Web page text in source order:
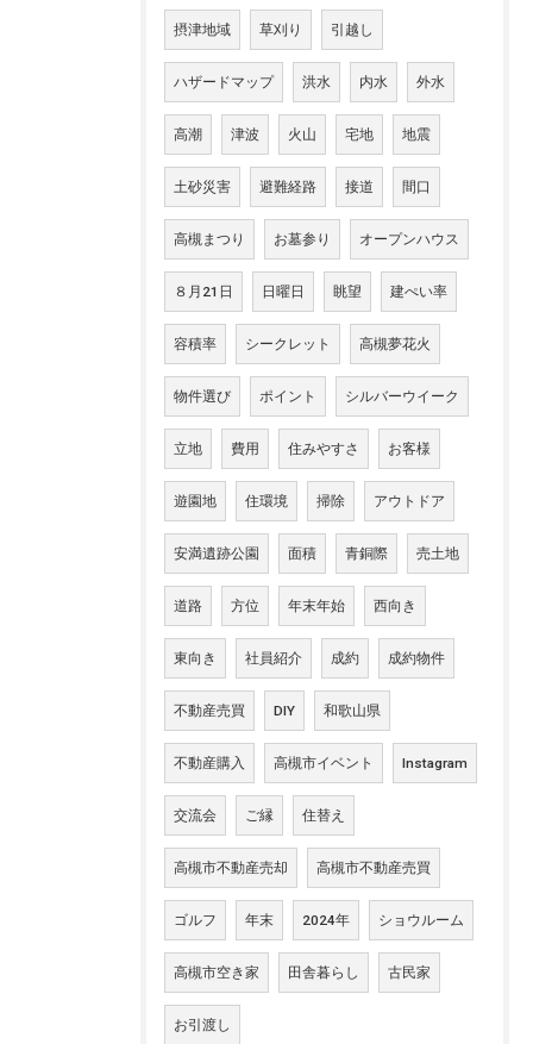
摂津地域 草刈り 引越し
ハザードマップ 洪水 内水 外水
高潮 津波 火山 宅地 地震
土砂災害 避難経路 接道 間口
高槻まつり お墓参り オープンハウス
８月21日 日曜日 眺望 建ぺい率
容積率 シークレット 高槻夢花火
物件選び ポイント シルバーウイーク
立地 費用 住みやすさ お客様
遊園地 住環境 掃除 アウトドア
安満遺跡公園 面積 青銅際 売土地
道路 方位 年末年始 西向き
東向き 社員紹介 成約 成約物件
不動産売買 DIY 和歌山県
不動産購入 高槻市イベント Instagram
交流会 ご縁 住替え
高槻市不動産売却 高槻市不動産売買
ゴルフ 年末 2024年 ショウルーム
高槻市空き家 田舎暮らし 古民家
お引渡し